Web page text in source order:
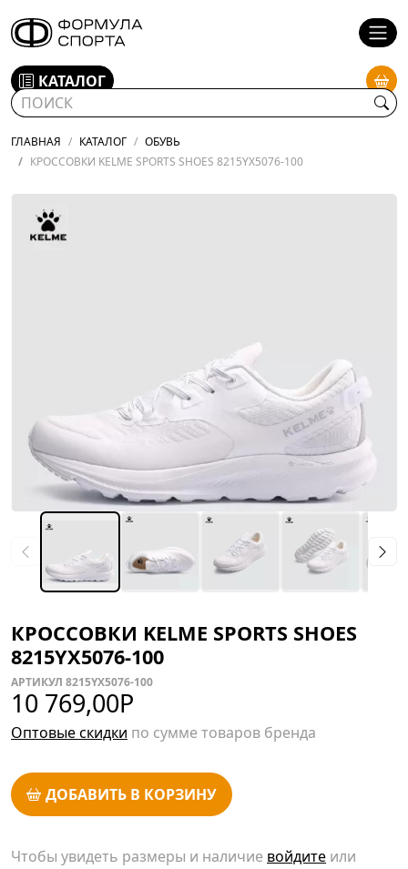
КАТАЛОГ
ГЛАВНАЯ КАТАЛОГ
ОБУВЬ
КРОССОВКИ KELME SPORTS SHOES 8215YX5076-100
КРОССОВКИ KELME SPORTS SHOES
8215YX5076-100
АРТИКУЛ 8215YX5076-100
10 769,00Р
Оптовые скидки по сумме товаров бренда
ДОБАВИТЬ В КОРЗИНУ
Чтобы увидеть размеры и наличие войдите или